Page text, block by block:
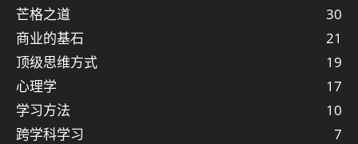
芒格之道
30
商业的基石
21
顶级思维方式
19
心理学
17
学习方法
10
跨学科学习
7